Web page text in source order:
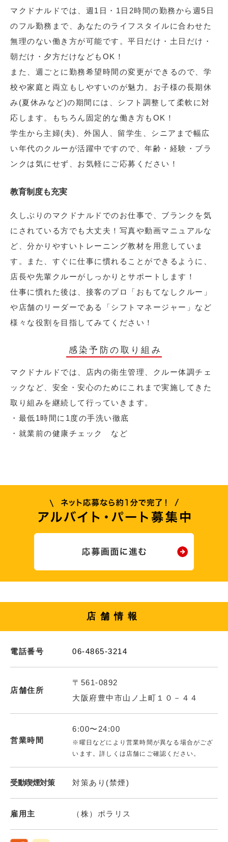
マクドナルドでは、週1日・1日2時間の勤務から週5日
のフル勤務まで、あなたのライフスタイルに合わせた
無理のない働き方が可能です。平日だけ・土日だけ・
朝だけ・夕方だけなどもOK！
また、週ごとに勤務希望時間の変更ができるので、学
校や家庭と両立もしやすいのが魅力。お子様の長期休
み(夏休みなど)の期間には、シフト調整して柔軟に対
応します。もちろん固定的な働き方もOK！
学生から主婦(夫)、外国人、留学生、シニアまで幅広
い年代のクルーが活躍中ですので、年齢・経験・ブラ
ンクは気にせず、お気軽にご応募ください！
教育制度も充実
久しぶりのマクドナルドでのお仕事で、ブランクを気
にされている方でも大丈夫！写真や動画マニュアルな
ど、分かりやすいトレーニング教材を用意していま
す。また、すぐに仕事に慣れることができるように、
店長や先輩クルーがしっかりとサポートします！
仕事に慣れた後は、接客のプロ「おもてなしクルー」
や店舗のリーダーである「シフトマネージャー」など
様々な役割を目指してみてください！
感染予防の取り組み
マクドナルドでは、店内の衛生管理、クルー体調チェ
ックなど、安全・安心のためにこれまで実施してきた
取り組みを継続して行っていきます。
・最低1時間に1度の手洗い徹底
・就業前の健康チェック など
店舗情報
電話番号 06-4865-3214
店舗住所
〒561-0892
大阪府豊中市山ノ上町１０－４４
営業時間
6:00〜24:00
※曜日などにより営業時間が異なる場合がござ
います。詳しくは店舗にご確認ください。
受動喫煙対策 対策あり(禁煙)
雇用主 （株）ポラリス